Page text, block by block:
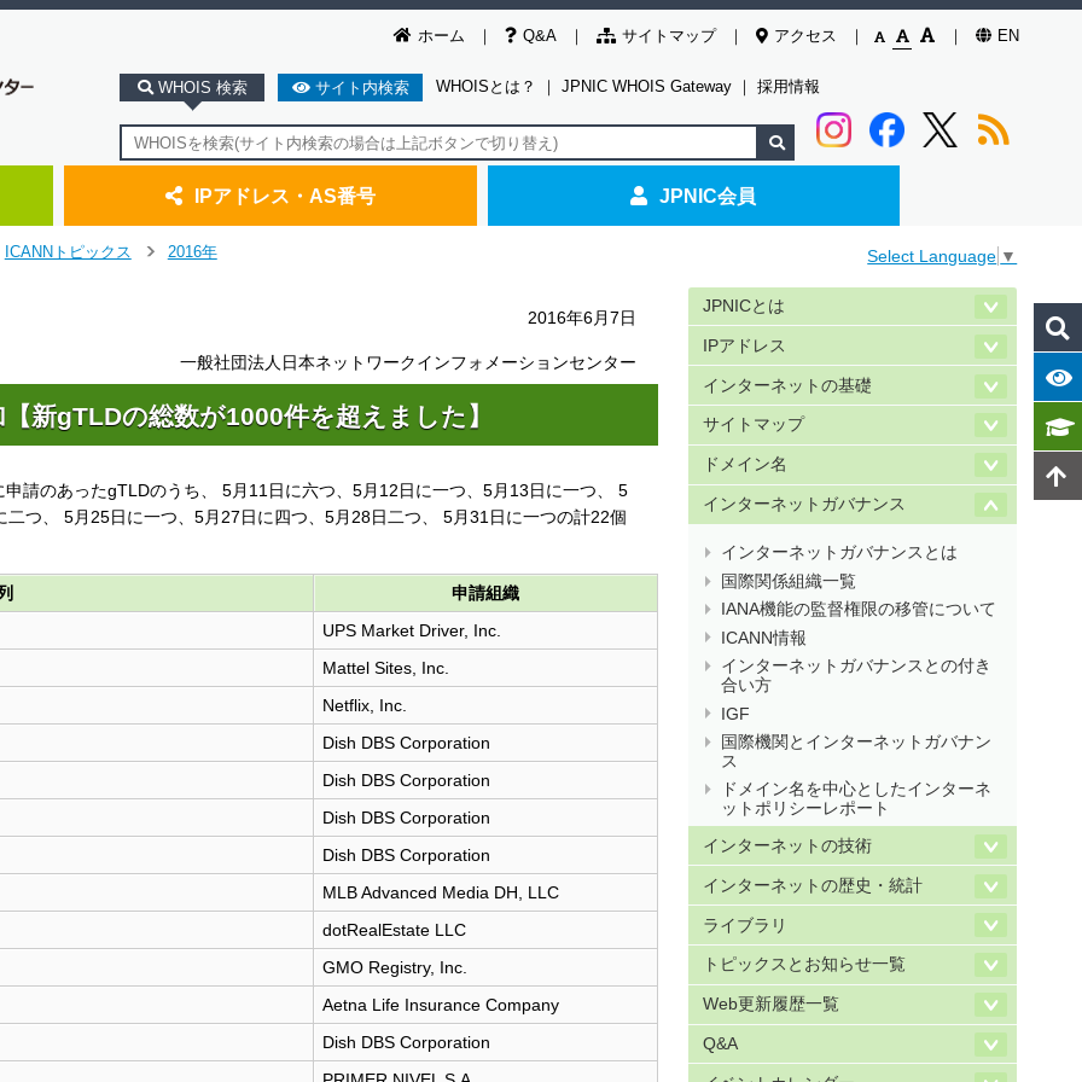
ホーム Q&A サイトマップ アクセス EN
WHOIS 検索 サイト内検索 WHOISとは？ ｜ JPNIC WHOIS Gateway ｜ 採用情報
IPアドレス・AS番号 JPNIC会員
ICANNトピックス
2016年 Select Language ▼
2016年6月7日
一般社団法人日本ネットワークインフォメーションセンター
新gTLDの総数が1000件を超えました】
請のあったgTLDのうち、 5月11日に六つ、5月12日に一つ、5月13日に一つ、 5
つ、 5月25日に一つ、5月27日に四つ、5月28日二つ、 5月31日に一つの計22個
申請組織
UPS Market Driver, Inc.
Mattel Sites, Inc.
Netflix, Inc.
Dish DBS Corporation
Dish DBS Corporation
Dish DBS Corporation
Dish DBS Corporation
MLB Advanced Media DH, LLC
dotRealEstate LLC
GMO Registry, Inc.
Aetna Life Insurance Company
Dish DBS Corporation
JPNICとは
IPアドレス
インターネットの基礎
サイトマップ
ドメイン名
インターネットガバナンス
インターネットガバナンスとは
国際関係組織一覧
IANA機能の監督権限の移管について
ICANN情報
インターネットガバナンスとの付き
合い方
IGF
国際機関とインターネットガバナン
ス
ドメイン名を中心としたインターネ
ットポリシーレポート
インターネットの技術
インターネットの歴史・統計
ライブラリ
トピックスとお知らせ一覧
Web更新履歴一覧
Q&A